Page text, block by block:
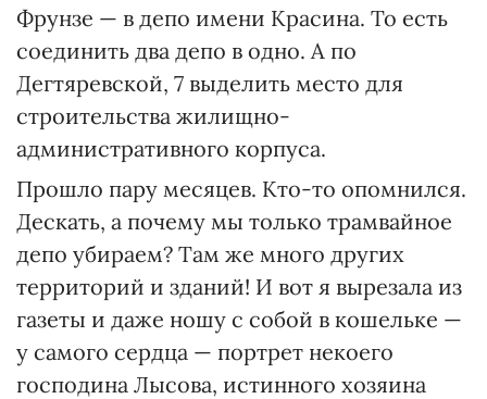
Фрунзе — в депо имени Красина. То есть
соединить два депо в одно. А по
Дегтяревской, 7 выделить место для
строительства жилищно-
административного корпуса.
Прошло пару месяцев. Кто-то опомнился.
Дескать, а почему мы только трамвайное
депо убираем? Там же много других
территорий и зданий! И вот я вырезала из
газеты и даже ношу с собой в кошельке —
у самого сердца — портрет некоего
господина Лысова, истинного хозяина